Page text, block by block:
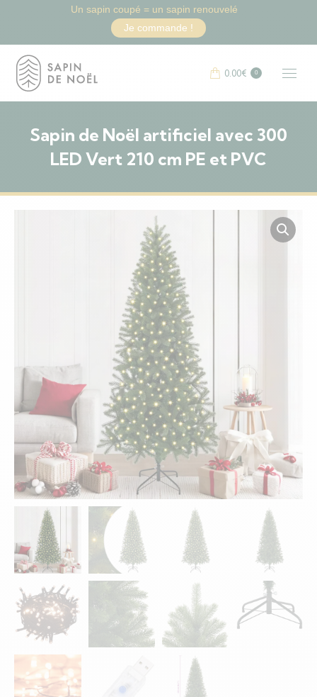
0.00€ 0
Sapin de Noël artificiel avec 300
LED Vert 210 cm PE et PVC
Un sapin coupé = un sapin renouvelé
Je commande !